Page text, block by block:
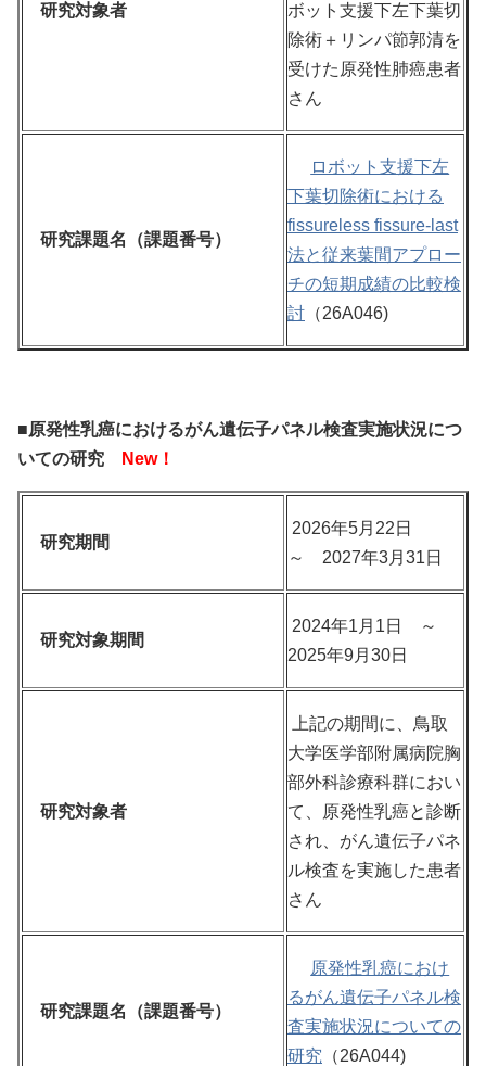
研究対象者
ボット支援下左下葉切
除術＋リンパ節郭清を
受けた原発性肺癌患者
さん
研究課題名（課題番号）
ロボット支援下左
下葉切除術における
fissureless fissure-last
法と従来葉間アプロー
チの短期成績の比較検
討 （26A046)
■原発性乳癌におけるがん遺伝子パネル検査実施状況につ
いての研究
New！
研究期間
2026年5月22日
～ 2027年3月31日
研究対象期間
2024年1月1日 ～
2025年9月30日
研究対象者
上記の期間に、鳥取
大学医学部附属病院胸
部外科診療科群におい
て、原発性乳癌と診断
され、がん遺伝子パネ
ル検査を実施した患者
さん
研究課題名（課題番号）
原発性乳癌におけ
るがん遺伝子パネル検
査実施状況についての
研究 （26A044)